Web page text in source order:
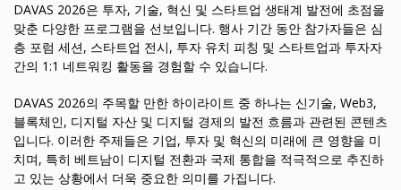
DAVAS 2026은 투자, 기술, 혁신 및 스타트업 생태계 발전에 초점을
맞춘 다양한 프로그램을 선보입니다. 행사 기간 동안 참가자들은 심
층 포럼 세션, 스타트업 전시, 투자 유치 피칭 및 스타트업과 투자자
간의 1:1 네트워킹 활동을 경험할 수 있습니다.
DAVAS 2026의 주목할 만한 하이라이트 중 하나는 신기술, Web3,
블록체인, 디지털 자산 및 디지털 경제의 발전 흐름과 관련된 콘텐츠
입니다. 이러한 주제들은 기업, 투자 및 혁신의 미래에 큰 영향을 미
치며, 특히 베트남이 디지털 전환과 국제 통합을 적극적으로 추진하
고 있는 상황에서 더욱 중요한 의미를 가집니다.